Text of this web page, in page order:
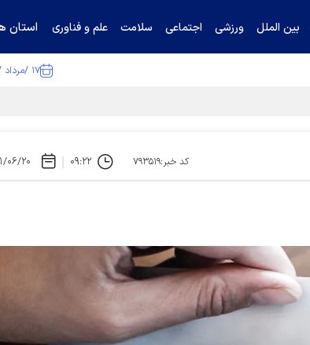
بین الملل ورزشی اجتماعی سلامت علم و فناوری استان
۱۷ /مرداد /۱۴۰۵
کد خبر:۷۹۳۵۱۹ ۰۹:۲۲ ۱۴۰۱/